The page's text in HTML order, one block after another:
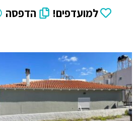
למועדפים! הדפסה